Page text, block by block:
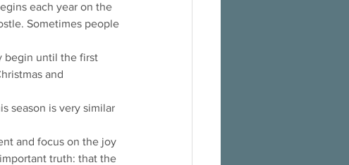
each year on the
Sometimes people
begin until the first
and
season is very similar
and focus on the joy
truth: that the